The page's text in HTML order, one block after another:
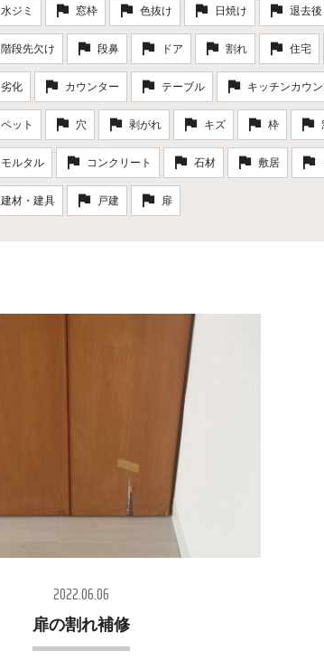
水ジミ 窓枠 色抜け 日焼け 退去後
階段先欠け 段鼻 ドア 割れ 住宅
劣化 カウンター テーブル キッチンカウ
ペット 穴 剥がれ キズ 枠
モルタル コンクリート 石材 敷居
建材・建具 戸建 扉
2022.06.06
扉の割れ補修